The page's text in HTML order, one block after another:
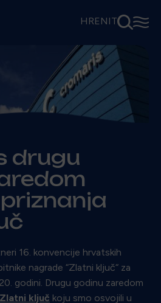
HREN IT⚲☰
drugu
16. konvencije hrvatskih
nagrade “Zlatni ključ“ za
godini. Drugu godinu zaredom
Zlatni ključ koju smo osvojili u